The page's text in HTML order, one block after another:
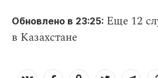
Обновлено в 23:25: Еще 12
в Казахстане